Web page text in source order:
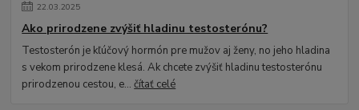
22.03.2025
Ako prirodzene zvýšiť hladinu testosterónu?
Testosterón je kľúčový hormón pre mužov aj ženy, no jeho hladina
s vekom prirodzene klesá. Ak chcete zvýšiť hladinu testosterónu
prirodzenou cestou, e...čítať celé